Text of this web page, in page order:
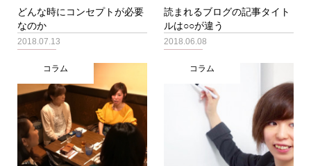
どんな時にコンセプトが必要
なのか
2018.07.13
読まれるブログの記事タイト
ルは○○が違う
2018.06.08
コラム コラム